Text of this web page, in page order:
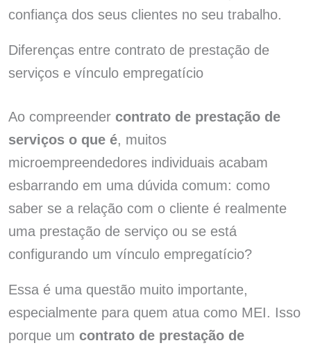
confiança dos seus clientes no seu trabalho.
Diferenças entre contrato de prestação de
serviços e vínculo empregatício
Ao compreender contrato de prestação de
serviços o que é, muitos
microempreendedores individuais acabam
esbarrando em uma dúvida comum: como
saber se a relação com o cliente é realmente
uma prestação de serviço ou se está
configurando um vínculo empregatício?
Essa é uma questão muito importante,
especialmente para quem atua como MEI. Isso
porque um contrato de prestação de